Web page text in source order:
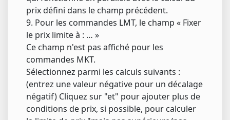
prix défini dans le champ précédent.
9. Pour les commandes LMT, le champ « Fixer
le prix limite à : … »
Ce champ n'est pas affiché pour les
commandes MKT.
Sélectionnez parmi les calculs suivants :
(entrez une valeur négative pour un décalage
négatif) Cliquez sur "et" pour ajouter plus de
conditions de prix, si possible, pour calculer